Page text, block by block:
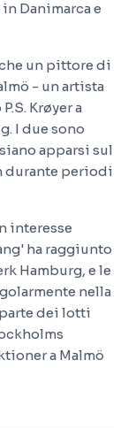
Danimarca e
un pittore di
- un artista
Krøyer a
I due sono
apparsi sul
durante periodi
interesse
ha raggiunto
Hamburg, e le
nella
parte dei lotti
a Malmö